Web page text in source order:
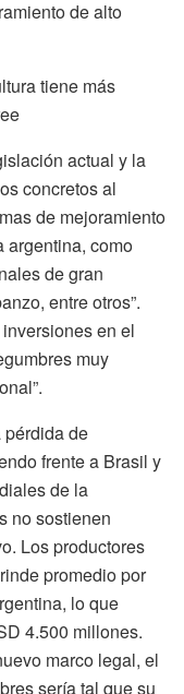
de alto
tiene más
actual y la
concretos al
de mejoramiento
argentina, como
de gran
entre otros”.
en el
muy
de
frente a Brasil y
de la
no sostienen
Los productores
promedio por
lo que
4.500 millones.
marco legal, el
sería tal que su